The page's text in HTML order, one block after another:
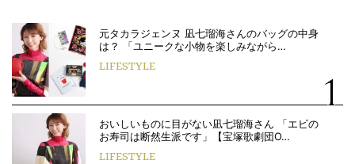
元タカラジェンヌ 凪七瑠海さんのバッグの中身
は？ 「ユニークな小物を楽しみながら…
LIFESTYLE
おいしいものに目がない凪七瑠海さん 「エビの
お寿司は断然生派です」【宝塚歌劇団O…
LIFESTYLE